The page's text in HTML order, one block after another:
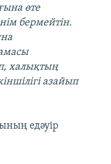
өте
бермейтін.
халықтың
азайып
едәуір